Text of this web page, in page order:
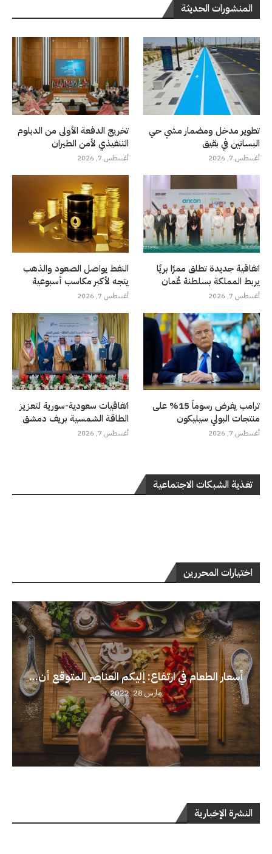
المنشورات الحديثة
تطوير مدخل ومضمار مشي حي
البساتين في بقيق
أغسطس 7, 2026
تخريج الدفعة الأولى من الدبلوم
التنفيذي لأمن الطيران
أغسطس 7, 2026
اتفاقية جديدة تطلق ممرًا بريًا
يربط المملكة بسلطنة عُمان
أغسطس 7, 2026
النفط يواصل الصعود والذهب
يتجه لأكبر مكاسب أسبوعية
أغسطس 7, 2026
ترامب يفرض رسوماً 15% على
منتجات البولي سيليكون
أغسطس 7, 2026
اتفاقيات سعودية-سورية لتعزيز
الطاقة الشمسية بريف دمشق
أغسطس 7, 2026
تغذية الشبكات الاجتماعية
اختيارات المحررين
أسعار الطعام في ارتفاع: إليكم العناصر المتوقع أن...
مارس 28, 2022
النشرة الإخبارية